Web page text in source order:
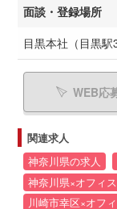
面談・登録場所
目黒本社（目黒駅
WEB応
関連求人
神奈川県の求人
神奈川県×オフィ
川崎市幸区×オフ